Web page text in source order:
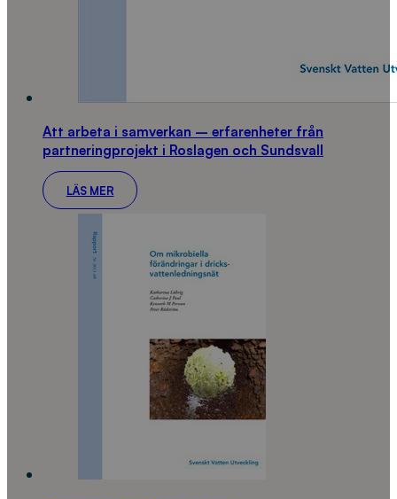
Att arbeta i samverkan – erfarenheter från
partneringprojekt i Roslagen och Sundsvall
LÄS MER